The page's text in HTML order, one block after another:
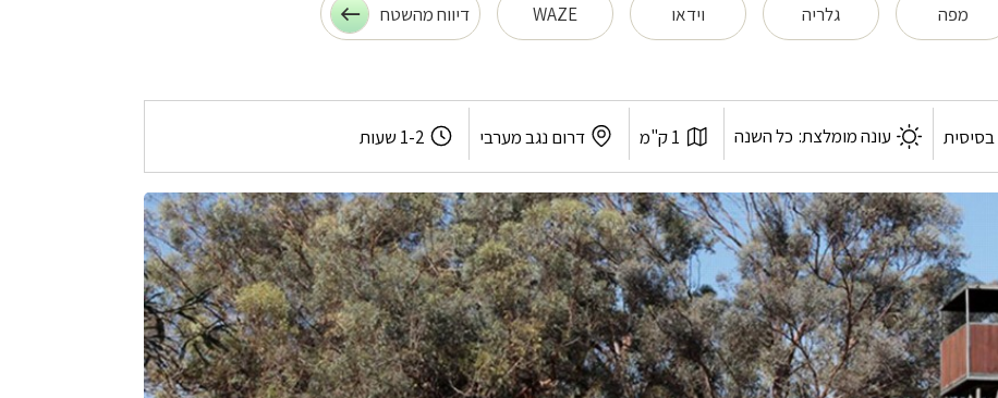
מפה גלריה וידאו WAZE דיווח מהשטח
בסיסית עונה מומלצת: כל השנה
אורך 1 ק"מ
לפי דרום נגב מערבי
משך 1-2 שעות